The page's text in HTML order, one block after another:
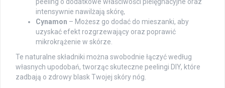
intensywnie nawilżają skórę,
Cynamon – Możesz go dodać do mieszanki, aby
uzyskać efekt rozgrzewający oraz poprawić
mikrokrążenie w skórze.
Te naturalne składniki można swobodnie łączyć według
własnych upodobań, tworząc skuteczne peelingi DIY, które
zadbają o zdrowy blask Twojej skóry nóg.